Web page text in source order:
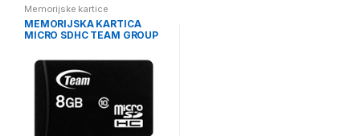
Memorijske kartice
MEMORIJSKA KARTICA
MICRO SDHC TEAM GROUP